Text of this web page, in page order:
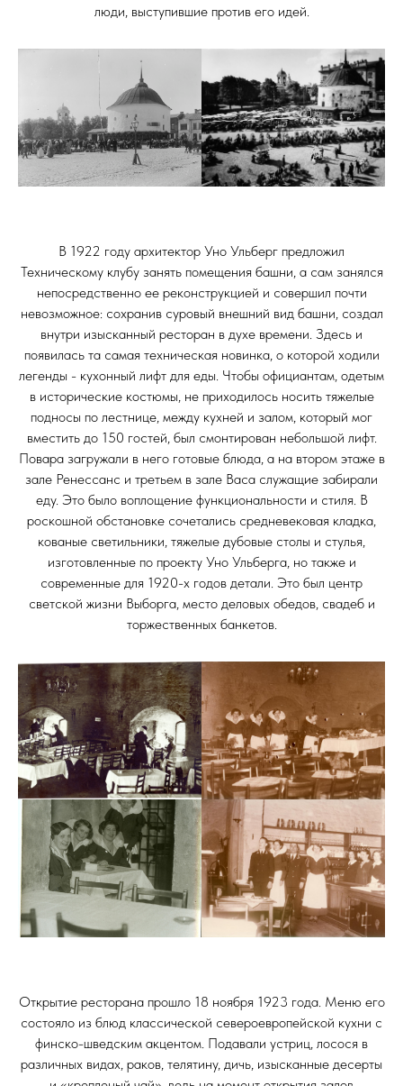
люди, выступившие против его идей.
В 1922 году архитектор Уно Ульберг предложил
Техническому клубу занять помещения башни, а сам занялся
непосредственно ее реконструкцией и совершил почти
невозможное: сохранив суровый внешний вид башни, создал
внутри изысканный ресторан в духе времени. Здесь и
появилась та самая техническая новинка, о которой ходили
легенды - кухонный лифт для еды. Чтобы официантам, одетым
в исторические костюмы, не приходилось носить тяжелые
подносы по лестнице, между кухней и залом, который мог
вместить до 150 гостей, был смонтирован небольшой лифт.
Повара загружали в него готовые блюда, а на втором этаже в
зале Ренессанс и третьем в зале Васа служащие забирали
еду. Это было воплощение функциональности и стиля. В
роскошной обстановке сочетались средневековая кладка,
кованые светильники, тяжелые дубовые столы и стулья,
изготовленные по проекту Уно Ульберга, но также и
современные для 1920-х годов детали. Это был центр
светской жизни Выборга, место деловых обедов, свадеб и
торжественных банкетов.
Открытие ресторана прошло 18 ноября 1923 года. Меню его
состояло из блюд классической североевропейской кухни с
финско-шведским акцентом. Подавали устриц, лосося в
различных видах, раков, телятину, дичь, изысканные десерты